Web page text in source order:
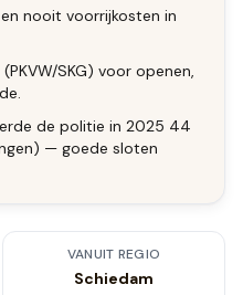
nooit voorrijkosten in
SKG) voor openen,
de politie in 2025 44
— goede sloten
VANUIT REGIO
Schiedam